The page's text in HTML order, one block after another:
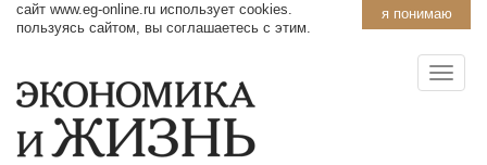
я понимаю
сайт www.eg-online.ru использует cookies.
пользуясь сайтом, вы соглашаетесь с этим.